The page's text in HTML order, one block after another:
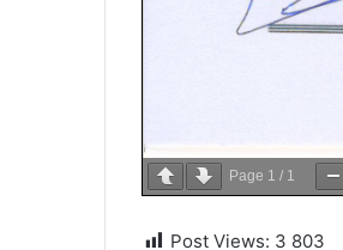
Page 1 / 1
Post Views: 3 803